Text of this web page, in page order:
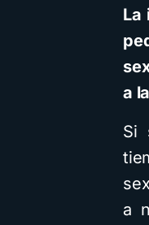
La
a
Si
a